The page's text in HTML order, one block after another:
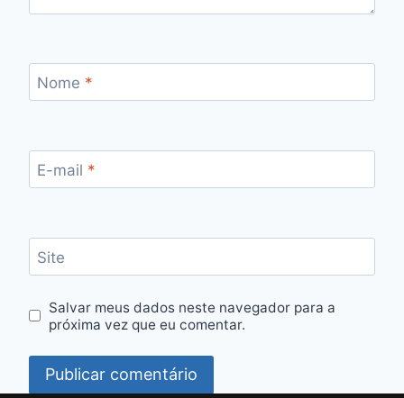
Nome *
E-mail *
Site
Salvar meus dados neste navegador para a
próxima vez que eu comentar.